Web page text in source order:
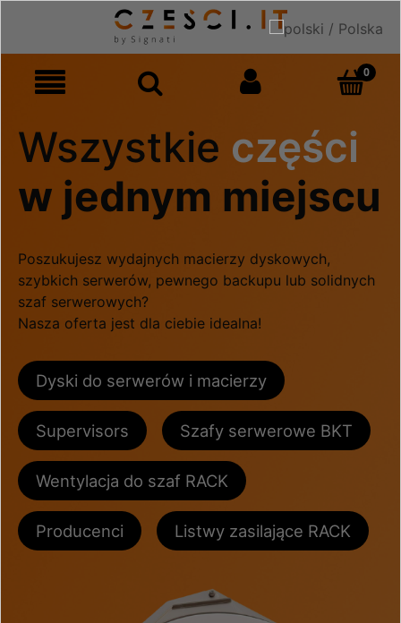
Wszystkie części
w jednym miejscu
Poszukujesz wydajnych macierzy dyskowych,
szybkich serwerów, pewnego backupu lub solidnych
szaf serwerowych?
Nasza oferta jest dla ciebie idealna!
Dyski do serwerów i macierzy
Supervisors Szafy serwerowe BKT
Wentylacja do szaf RACK
Producenci Listwy zasilające RACK